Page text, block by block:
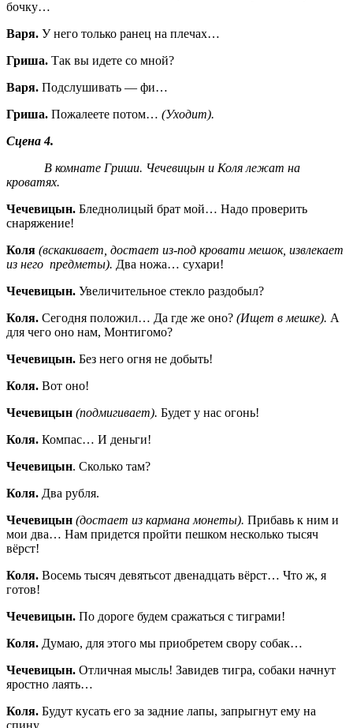
бочку…
Варя. У него только ранец на плечах…
Гриша. Так вы идете со мной?
Варя. Подслушивать — фи…
Гриша. Пожалеете потом… (Уходит).
Сцена 4.
В комнате Гриши. Чечевицын и Коля лежат на
кроватях.
Чечевицын. Бледнолицый брат мой… Надо проверить
снаряжение!
Коля (вскакивает, достает из-под кровати мешок, извлекает
из него предметы). Два ножа… сухари!
Чечевицын. Увеличительное стекло раздобыл?
Коля. Сегодня положил… Да где же оно? (Ищет в мешке). А
для чего оно нам, Монтигомо?
Чечевицын. Без него огня не добыть!
Коля. Вот оно!
Чечевицын (подмигивает). Будет у нас огонь!
Коля. Компас… И деньги!
Чечевицын. Сколько там?
Коля. Два рубля.
Чечевицын (достает из кармана монеты). Прибавь к ним и
мои два… Нам придется пройти пешком несколько тысяч
вёрст!
Коля. Восемь тысяч девятьсот двенадцать вёрст… Что ж, я
готов!
Чечевицын. По дороге будем сражаться с тиграми!
Коля. Думаю, для этого мы приобретем свору собак…
Чечевицын. Отличная мысль! Завидев тигра, собаки начнут
яростно лаять…
Коля. Будут кусать его за задние лапы, запрыгнут ему на
спину…